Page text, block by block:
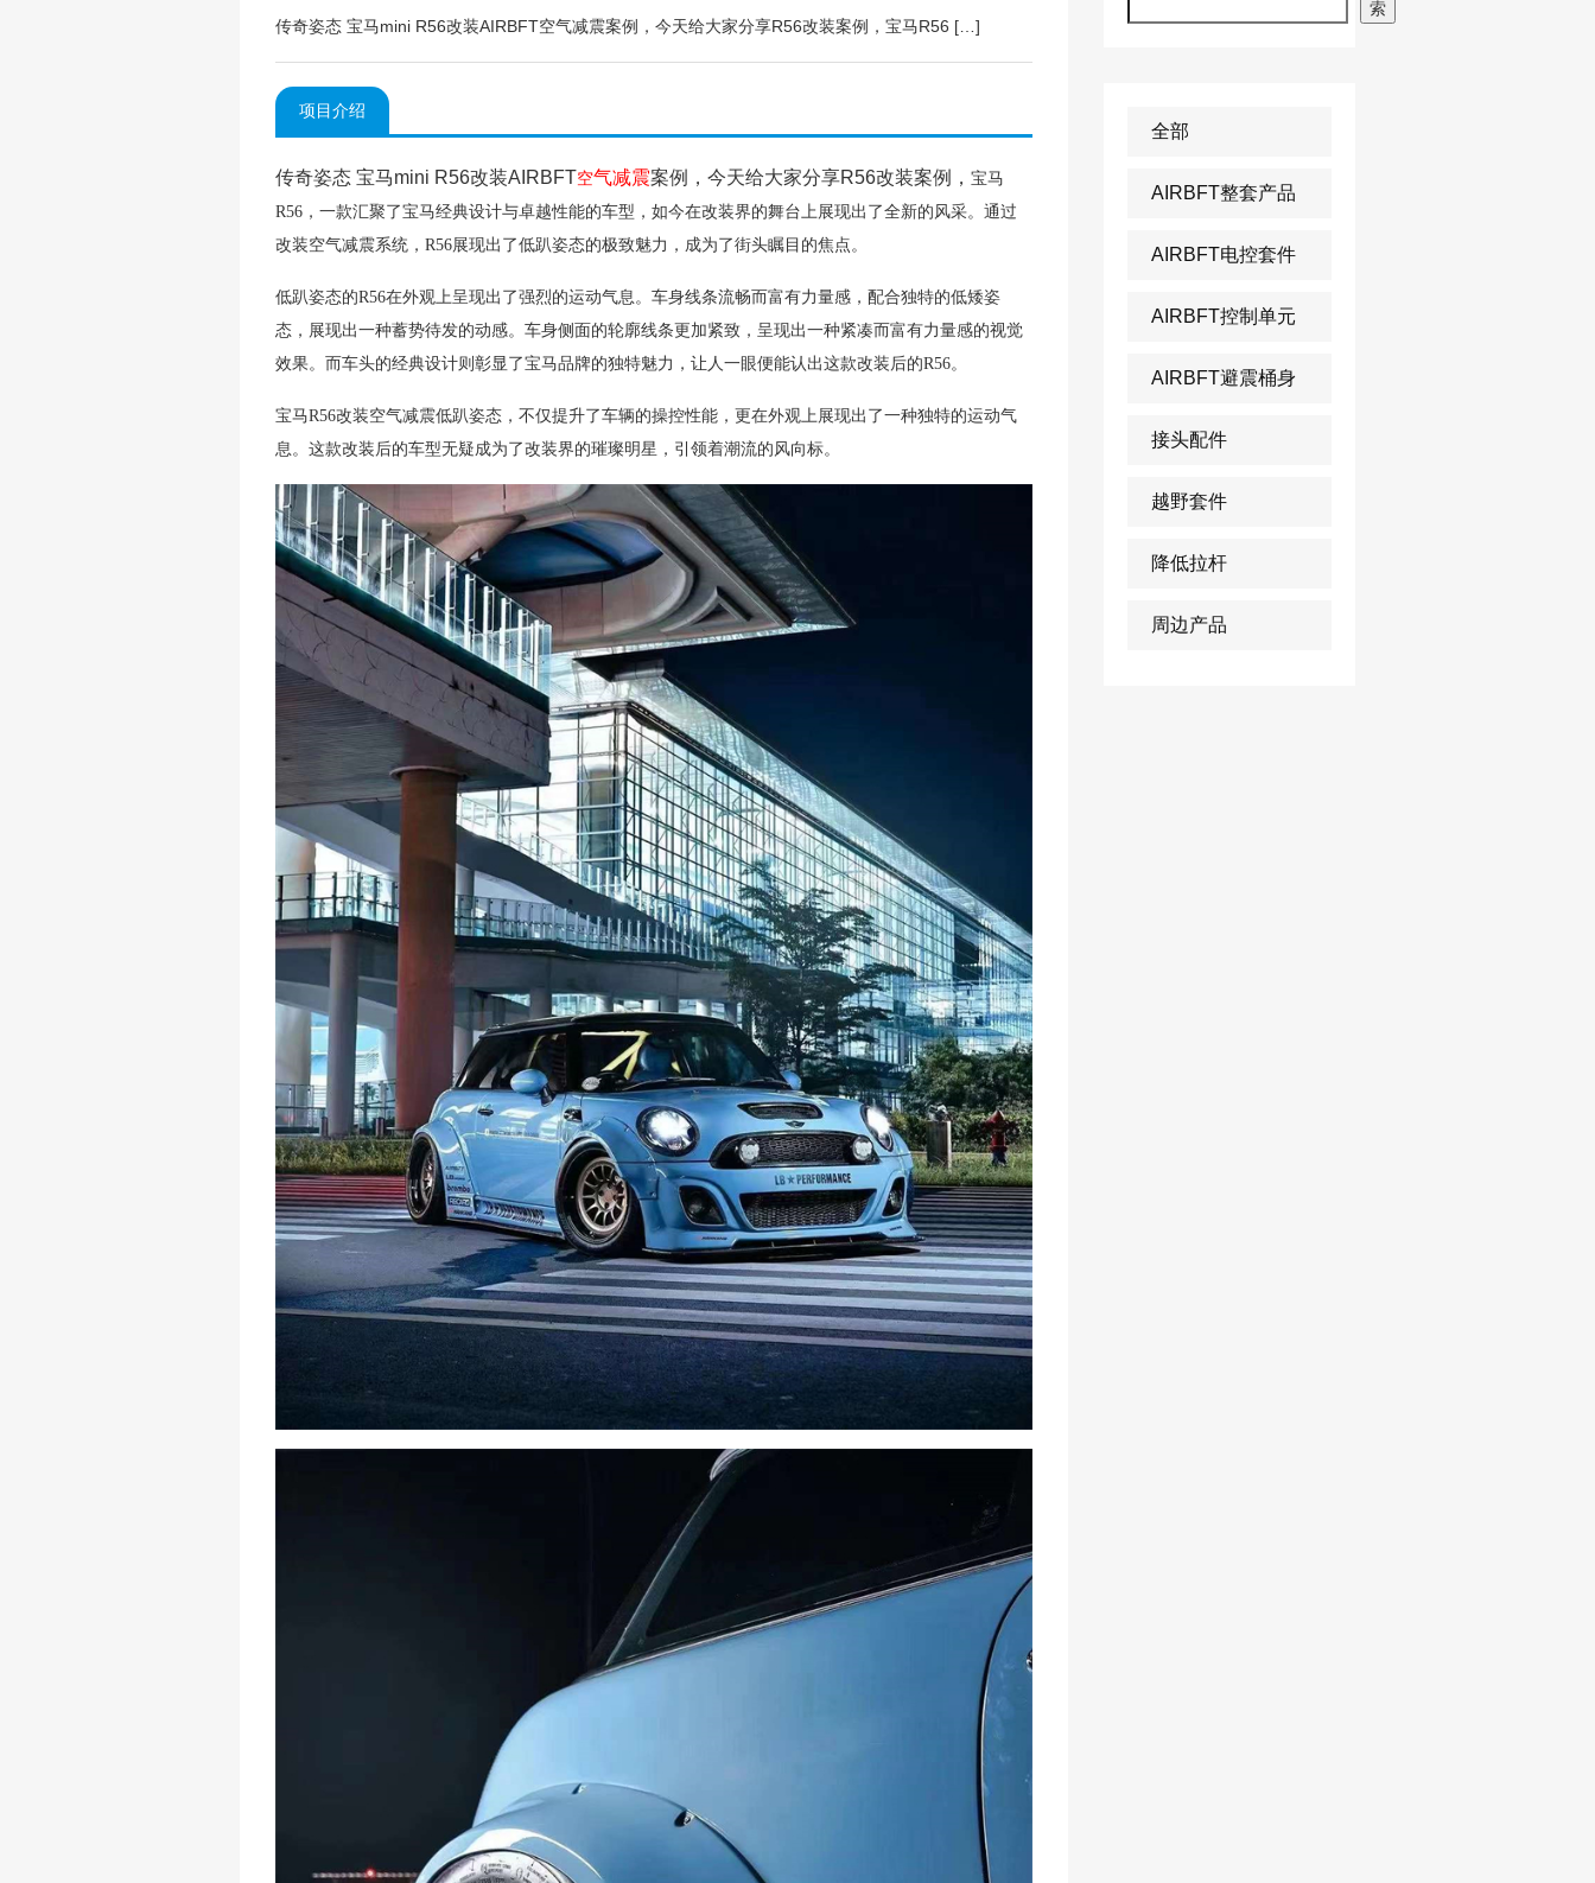
传奇姿态 宝马mini R56改装AIRBFT空气减震案例，今天给大家分享R56改装案例，宝马R56 […]
项目介绍
传奇姿态 宝马mini R56改装AIRBFT空气减震案例，今天给大家分享R56改装案例， 宝马
R56，一款汇聚了宝马经典设计与卓越性能的车型，如今在改装界的舞台上展现出了全新的风采。通过
改装空气减震系统，R56展现出了低趴姿态的极致魅力，成为了街头瞩目的焦点。
低趴姿态的R56在外观上呈现出了强烈的运动气息。车身线条流畅而富有力量感，配合独特的低矮姿
态，展现出一种蓄势待发的动感。车身侧面的轮廓线条更加紧致，呈现出一种紧凑而富有力量感的视觉
效果。而车头的经典设计则彰显了宝马品牌的独特魅力，让人一眼便能认出这款改装后的R56。
宝马R56改装空气减震低趴姿态，不仅提升了车辆的操控性能，更在外观上展现出了一种独特的运动气
息。这款改装后的车型无疑成为了改装界的璀璨明星，引领着潮流的风向标。
索
全部
AIRBFT整套产品
AIRBFT电控套件
AIRBFT控制单元
AIRBFT避震桶身
接头配件
越野套件
降低拉杆
周边产品